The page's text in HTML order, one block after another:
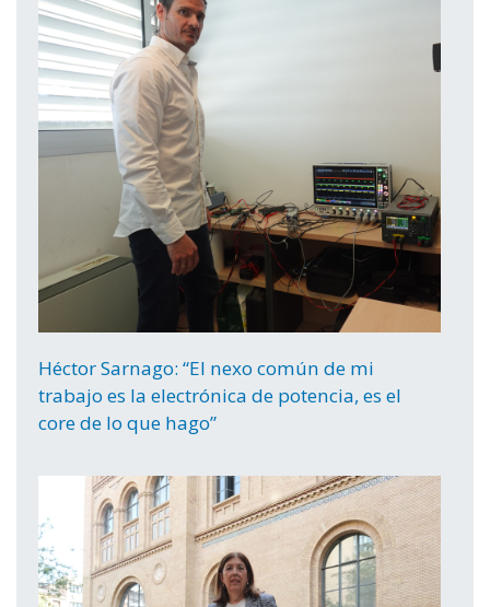
Héctor Sarnago: “El nexo común de mi
trabajo es la electrónica de potencia, es el
core de lo que hago”